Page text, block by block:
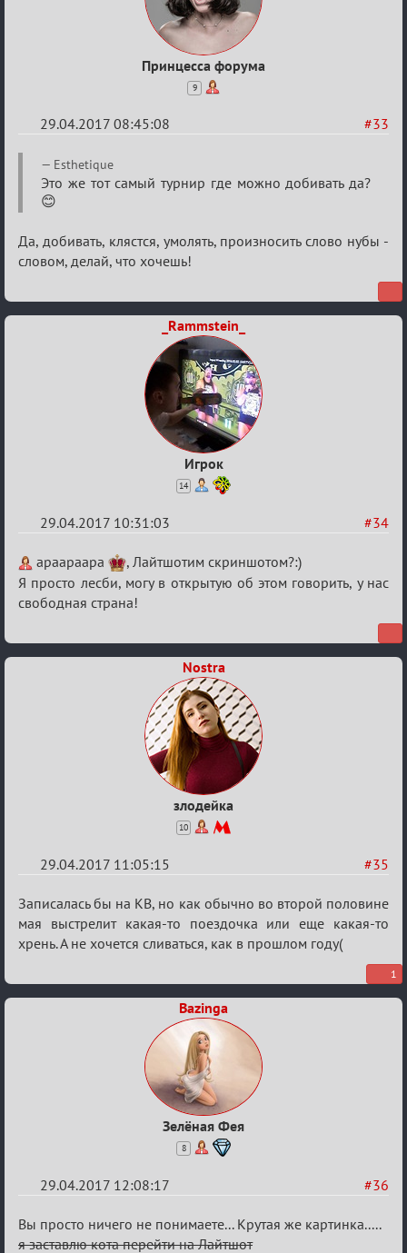
Принцесса форума
9
#33
29.04.2017 08:45:08
Re:
Кубок
Вендетты
Esthetique
Это же тот самый турнир где можно добивать да?
😊
Да, добивать, клястся, умолять, произносить слово нубы -
словом, делай, что хочешь!
_Rammstein_
Игрок
14
#34
29.04.2017 10:31:03
Re:
Кубок
Вендетты
apaapaapa
, Лайтшотим скриншотом?:)
Я просто лесби, могу в открытую об этом говорить, у нас
свободная страна!
Nostra
злодейка
10
#35
29.04.2017 11:05:15
Re:
Кубок
Вендетты
Записалась бы на КВ, но как обычно во второй половине
мая выстрелит какая-то поездочка или еще какая-то
хрень. А не хочется сливаться, как в прошлом году(
1
Bazinga
Зелёная Фея
8
#36
29.04.2017 12:08:17
Re:
Вы просто ничего не понимаете... Крутая же картинка.....
я заставлю кота перейти на Лайтшот